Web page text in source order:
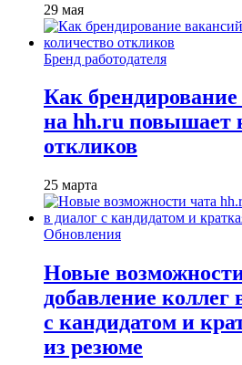
29 мая
Бренд работодателя
Как
на hh.ru повышает
откликов
25 марта
Обновления
Новые
добавление коллег
с кандидатом и
из резюме